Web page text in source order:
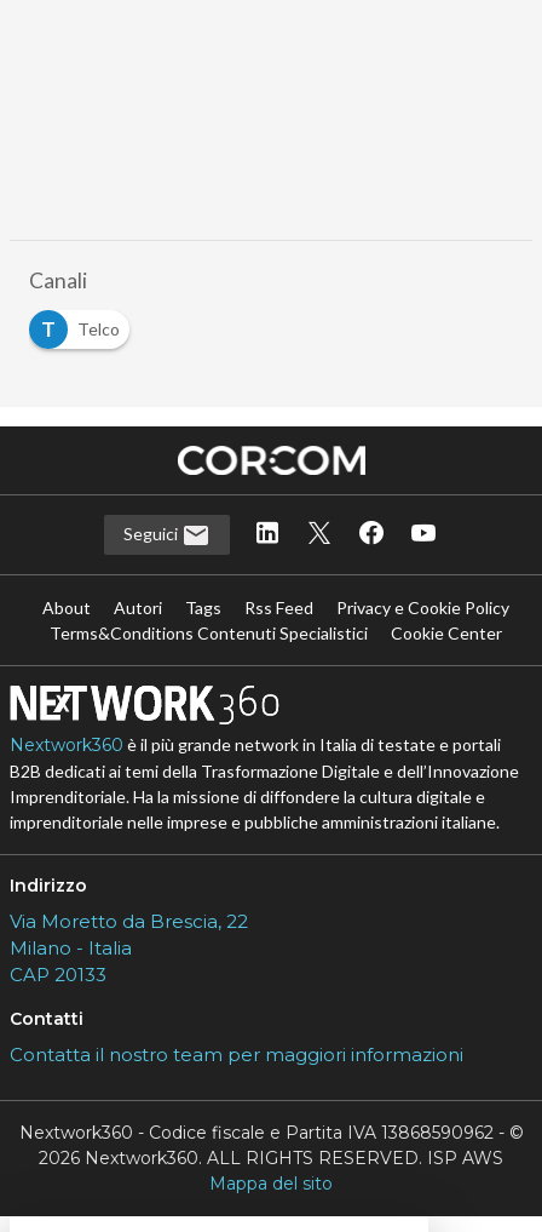
Canali
T
Telco
Seguici
About Autori Tags Rss Feed
Privacy e Cookie Policy
Terms&Conditions Contenuti Specialistici
Cookie Center
Nextwork360 è il più grande network in Italia di testate e portali
B2B dedicati ai temi della Trasformazione Digitale e dell’Innovazione
Imprenditoriale. Ha la missione di diffondere la cultura digitale e
imprenditoriale nelle imprese e pubbliche amministrazioni italiane.
Indirizzo
Via Moretto da Brescia, 22
Milano - Italia
CAP 20133
Contatti
Contatta il nostro team per maggiori informazioni
Nextwork360 - Codice fiscale e Partita IVA 13868590962 - ©
2026 Nextwork360. ALL RIGHTS RESERVED. ISP AWS
Mappa del sito